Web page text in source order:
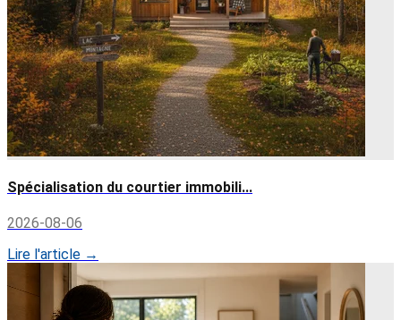
Spécialisation du courtier immobili...
2026-08-06
Lire l'article →